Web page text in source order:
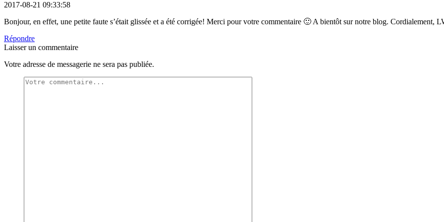
2017-08-21 09:33:58
Bonjour, en effet, une petite faute s’était glissée et a été corrigée! Merci pour votre commentaire 🙂 A bientôt sur notre blog. Cordialement,
Répondre
Laisser un commentaire
Votre adresse de messagerie ne sera pas publiée.